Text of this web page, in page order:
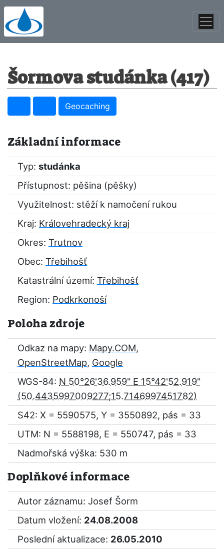
Šormova studánka (417)
Geocaching
Základní informace
Typ: studánka
Přístupnost: pěšina (pěšky)
Využitelnost: stěží k namočení rukou
Kraj: Královehradecký kraj
Okres: Trutnov
Obec: Třebihošť
Katastrální území: Třebihošť
Region: Podkrkonoší
Poloha zdroje
Odkaz na mapy: Mapy.COM,
OpenStreetMap, Google
WGS-84: N 50°26'36.959" E 15°42'52.919"
S42: X = 5590575, Y = 3550892, pás = 33
UTM: N = 5588198, E = 550747, pás = 33
Nadmořská výška: 530 m
Doplňkové informace
Autor záznamu: Josef Šorm
Datum vložení: 24.08.2008
Poslední aktualizace: 26.05.2010